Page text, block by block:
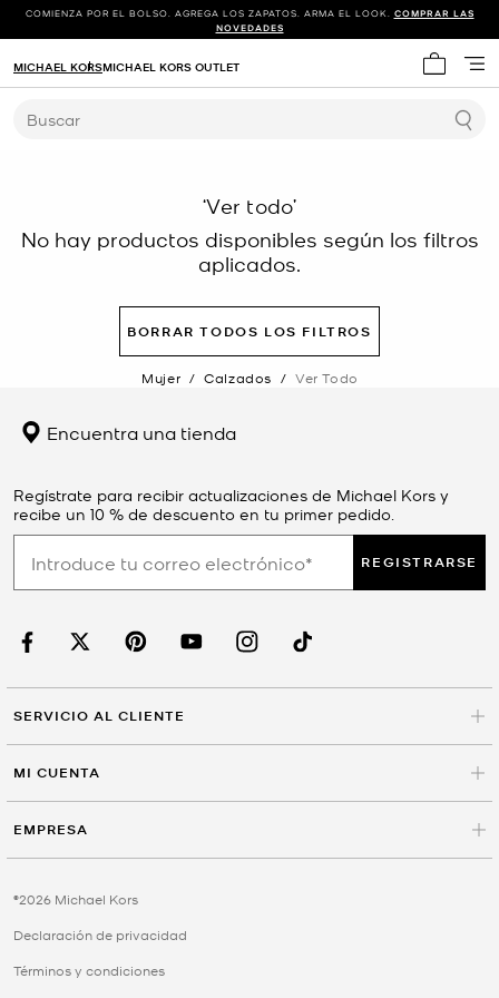
COMIENZA POR EL BOLSO. AGREGA LOS ZAPATOS. ARMA EL LOOK. COMPRAR LAS
NOVEDADES
Mi
MICHAEL KORSMICHAEL KORS OUTLET
Buscar
‘Ver todo’
No hay productos disponibles según los filtros
aplicados.
BORRAR TODOS LOS FILTROS
Mujer / Calzados / Ver Todo
Encuentra una tienda
Regístrate para recibir actualizaciones de Michael Kors y
recibe un 10 % de descuento en tu primer pedido.
REGISTRARSE
SERVICIO AL CLIENTE
MI CUENTA
EMPRESA
©2026 Michael Kors
Declaración de privacidad
Términos y condiciones